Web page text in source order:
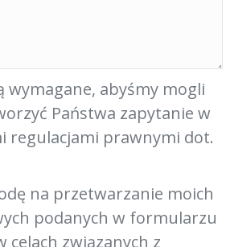
wymagane, abyśmy mogli
Państwa zapytanie w
regulacjami prawnymi dot.
na przetwarzanie moich
podanych w formularzu
związanych z